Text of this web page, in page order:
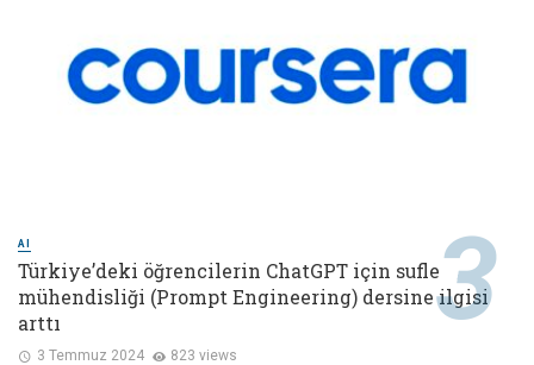
AI
Türkiye’deki öğrencilerin ChatGPT için sufle
mühendisliği (Prompt Engineering) dersine ilgisi
arttı
3 Temmuz 2024 823 views